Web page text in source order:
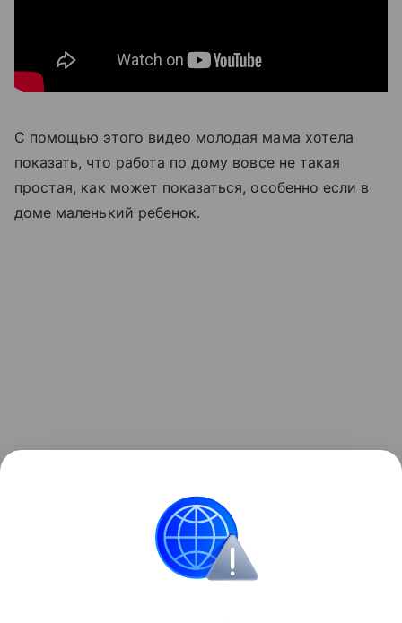
С помощью этого видео молодая мама хотела
показать, что работа по дому вовсе не такая
простая, как может показаться, особенно если в
доме маленький ребенок.